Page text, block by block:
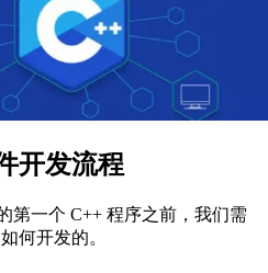
开发流程
第一个 C++ 程序之前，我们需
何开发的。